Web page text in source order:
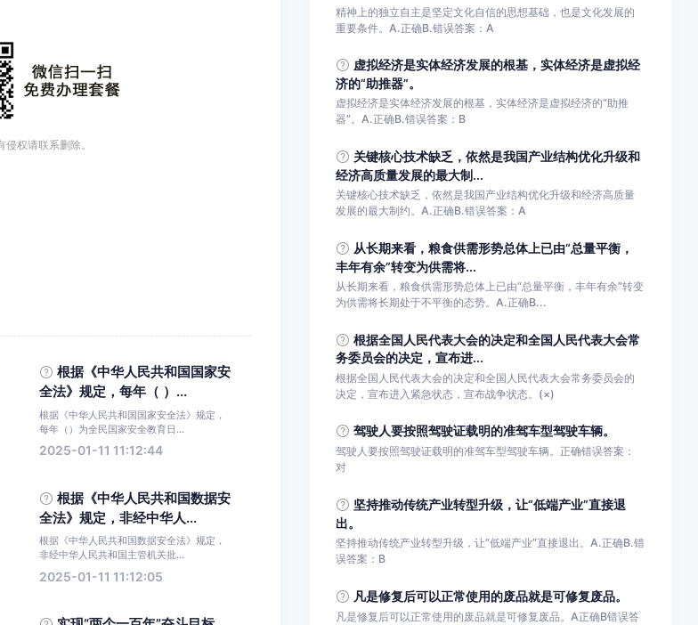
权请联系删除。
根据《中华人民共和国国家安
全法》规定，每年（ ）...
根据《中华人民共和国国家安全法》规定，
每年（）为全民国家安全教育日...
2025-01-11 11:12:44
根据《中华人民共和国数据安
全法》规定，非经中华人...
根据《中华人民共和国数据安全法》规定，
非经中华人民共和国主管机关批...
2025-01-11 11:12:05
精神上的独立自主是坚定文化自信的思想基础，也是文化发展的
重要条件。A.正确B.错误答案：A
虚拟经济是实体经济发展的根基，实体经济是虚拟经
济的“助推器”。
虚拟经济是实体经济发展的根基，实体经济是虚拟经济的“助推
器”。A.正确B.错误答案：B
关键核心技术缺乏，依然是我国产业结构优化升级和
经济高质量发展的最大制...
关键核心技术缺乏，依然是我国产业结构优化升级和经济高质量
发展的最大制约。A.正确B.错误答案：A
从长期来看，粮食供需形势总体上已由“总量平衡，
丰年有余”转变为供需将...
从长期来看，粮食供需形势总体上已由“总量平衡，丰年有余”转变
为供需将长期处于不平衡的态势。A.正确B...
根据全国人民代表大会的决定和全国人民代表大会常
务委员会的决定，宣布进...
根据全国人民代表大会的决定和全国人民代表大会常务委员会的
决定，宣布进入紧急状态，宣布战争状态。(×)
驾驶人要按照驾驶证载明的准驾车型驾驶车辆。
驾驶人要按照驾驶证载明的准驾车型驾驶车辆。正确错误答案：
对
坚持推动传统产业转型升级，让“低端产业”直接退
出。
坚持推动传统产业转型升级，让“低端产业”直接退出。A.正确B.错
误答案：B
凡是修复后可以正常使用的废品就是可修复废品。
凡是修复后可以正常使用的废品就是可修复废品。A正确B错误答